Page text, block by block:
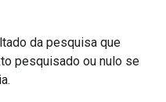
da pesquisa que
pesquisado ou nulo se